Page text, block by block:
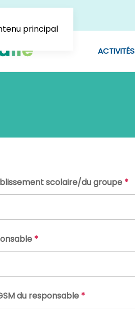
principal
ACTIVITÉS
scolaire/du groupe *
*
du responsable *